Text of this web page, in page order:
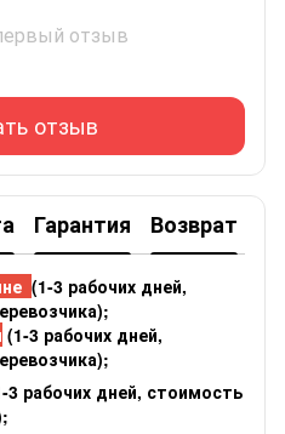
отзыв
отзыв
Гарантия Возврат
(1-3 рабочих дней,
(1-3 рабочих дней,
3 рабочих дней, стоимость